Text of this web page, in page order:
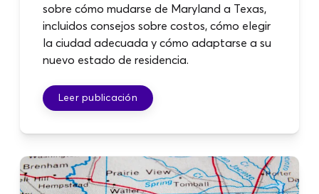
sobre cómo mudarse de Maryland a Texas,
incluidos consejos sobre costos, cómo elegir
la ciudad adecuada y cómo adaptarse a su
nuevo estado de residencia.
Leer publicación